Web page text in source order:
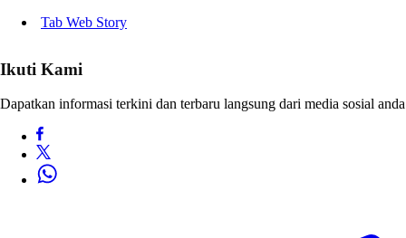
Tab Web Story
Ikuti Kami
Dapatkan informasi terkini dan terbaru langsung dari media sosial anda